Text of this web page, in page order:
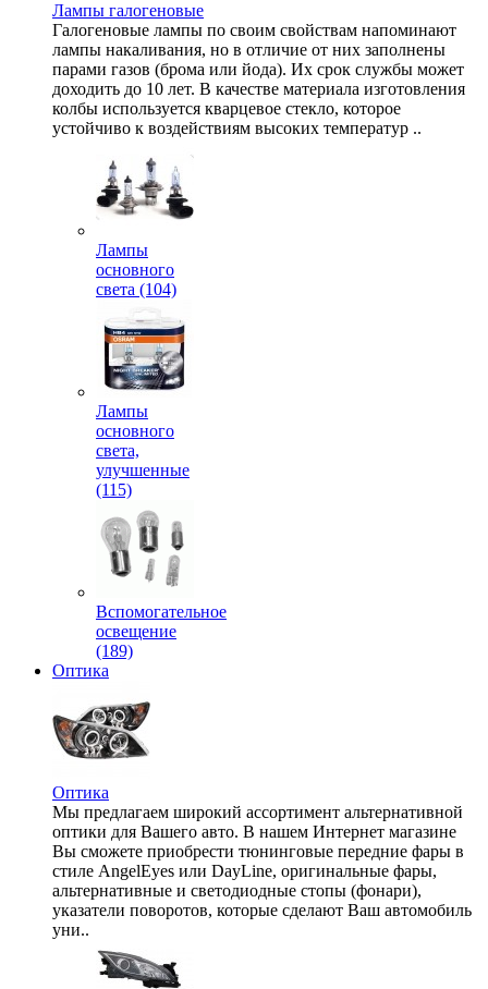
Лампы галогеновые
Галогеновые лампы по своим свойствам напоминают
лампы накаливания, но в отличие от них заполнены
парами газов (брома или йода). Их срок службы может
доходить до 10 лет. В качестве материала изготовления
колбы используется кварцевое стекло, которое
устойчиво к воздействиям высоких температур ..
Лампы
основного
света (104)
Лампы
основного
света,
улучшенные
(115)
Вспомогательное
освещение
(189)
Оптика
Оптика
Мы предлагаем широкий ассортимент альтернативной
оптики для Вашего авто. В нашем Интернет магазине
Вы сможете приобрести тюнинговые передние фары в
стиле AngelEyes или DayLine, оригинальные фары,
альтернативные и светодиодные стопы (фонари),
указатели поворотов, которые сделают Ваш автомобиль
уни..